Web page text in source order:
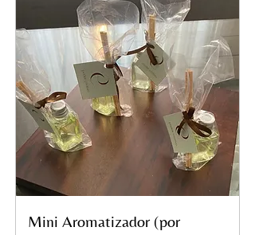
Mini Aromatizador (por